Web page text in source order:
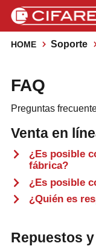
APLICACIONES
RECURSOS
CONTACTOS
HOME Soporte
FAQ
Preguntas
Venta en
¿Es posible
fábrica?
¿Es posible
¿Quién es
Repuestos